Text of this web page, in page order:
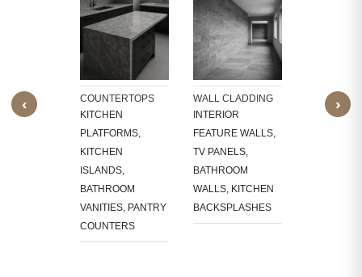
‹
COUNTERTOPS
KITCHEN
PLATFORMS,
KITCHEN
ISLANDS,
BATHROOM
VANITIES, PANTRY
COUNTERS
WALL CLADDING
INTERIOR
FEATURE WALLS,
TV PANELS,
BATHROOM
WALLS, KITCHEN
BACKSPLASHES
›